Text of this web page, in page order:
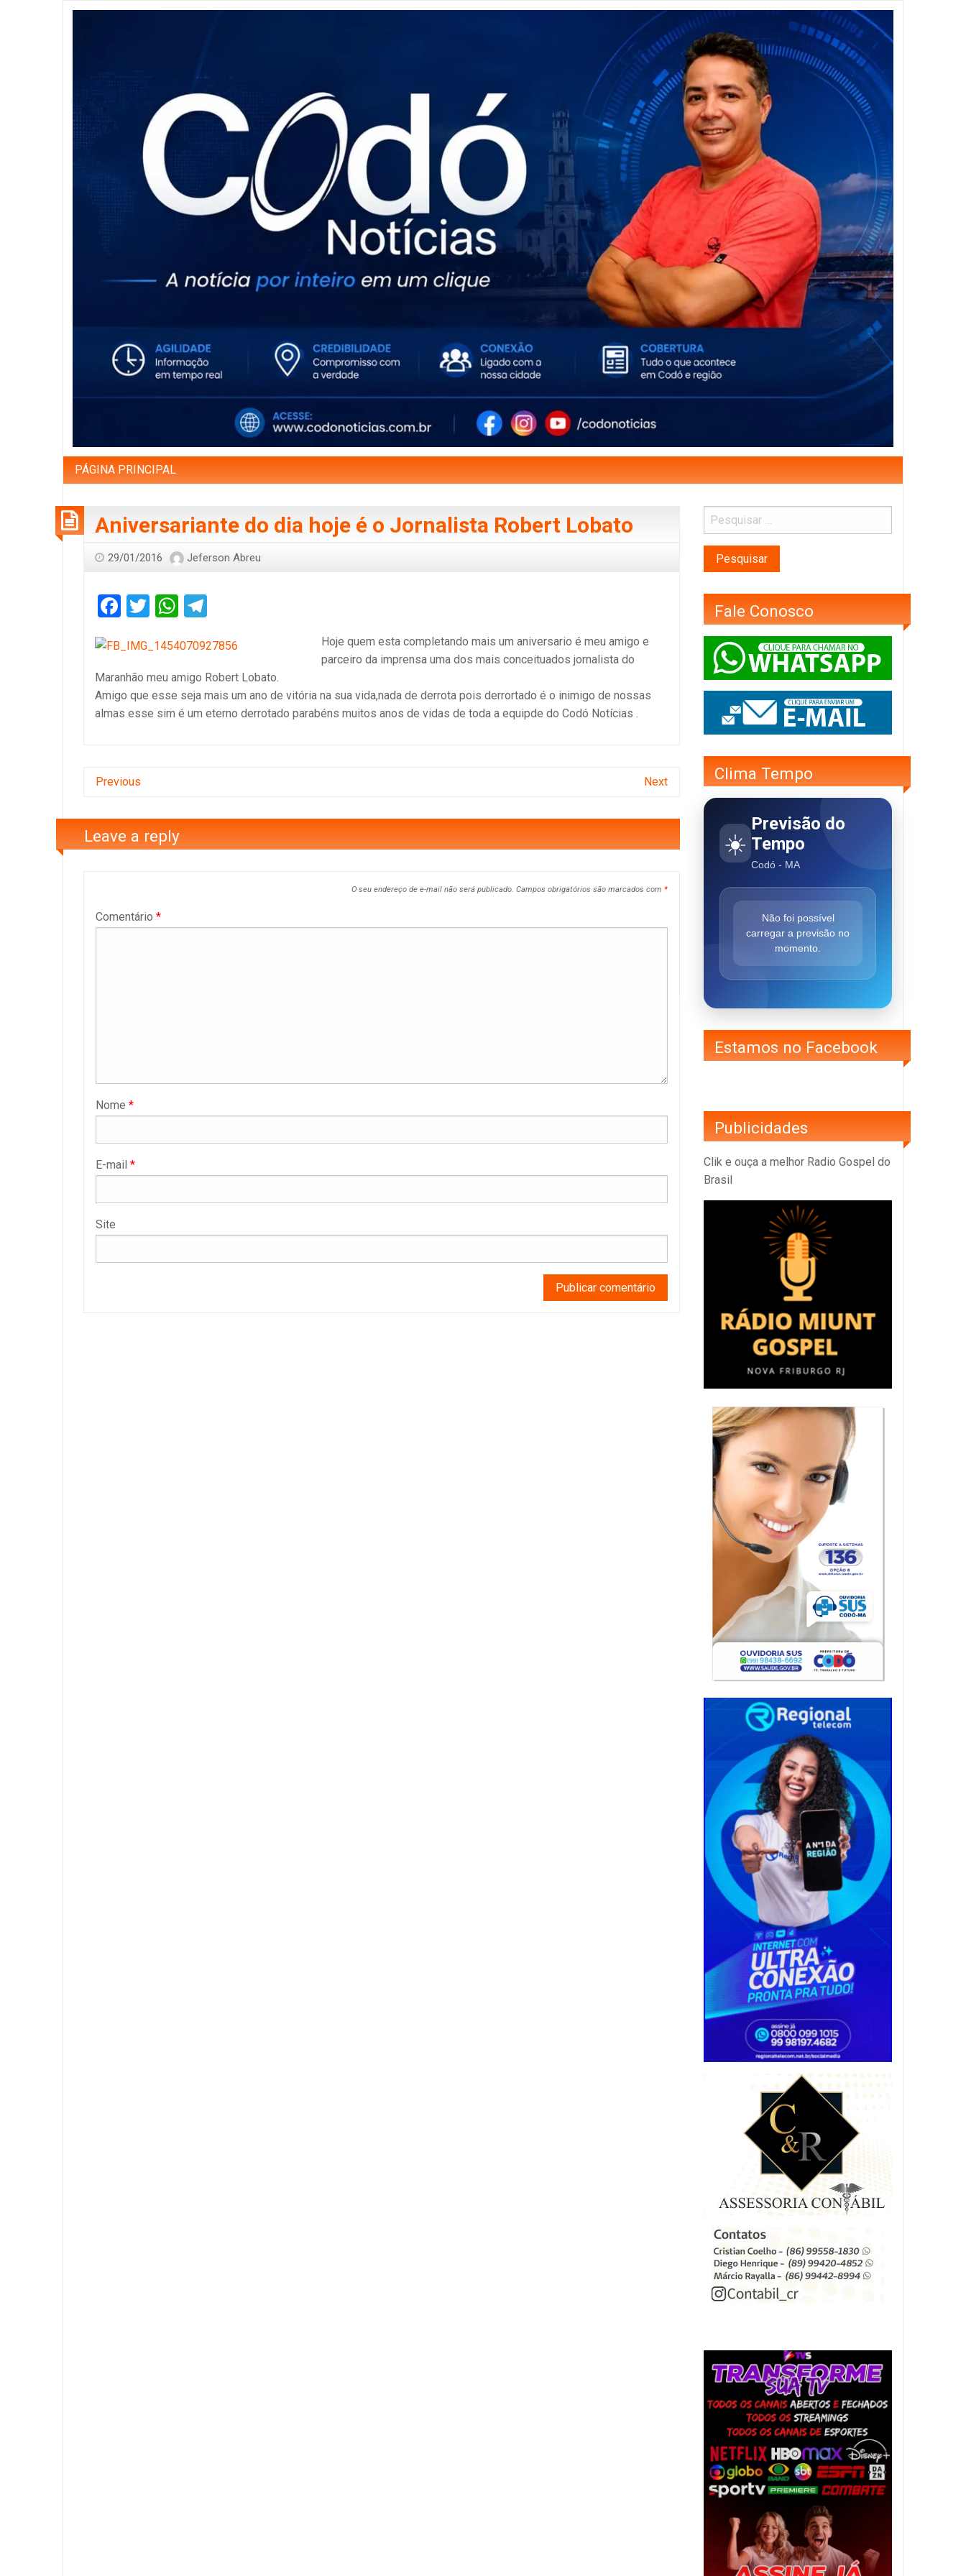
PÁGINA PRINCIPAL
Aniversariante do dia hoje é o Jornalista Robert Lobato
29/01/2016 Jeferson Abreu
Facebook
TwitterWhatsApp
Hoje quem esta completando mais um aniversario é meu amigo e
parceiro da imprensa uma dos mais conceituados jornalista do
Maranhão meu amigo Robert Lobato.
Amigo que esse seja mais um ano de vitória na sua vida,nada de derrota pois derrortado é o inimigo de nossas
almas esse sim é um eterno derrotado parabéns muitos anos de vidas de toda a equipde do Codó Notícias .
Previous Next
Leave a reply
O seu endereço de e-mail não será publicado. Campos obrigatórios são marcados com *
Comentário *
Nome *
E-mail *
Site
Fale Conosco
Clima Tempo
☀️
Previsão do
Tempo
Codó - MA
Não foi possível
carregar a previsão no
momento.
Estamos no Facebook
Publicidades
Clik e ouça a melhor Radio Gospel do
Brasil